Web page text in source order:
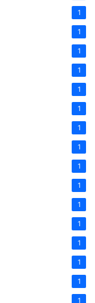
1
1
1
1
1
1
1
1
1
1
1
1
1
1
1
1